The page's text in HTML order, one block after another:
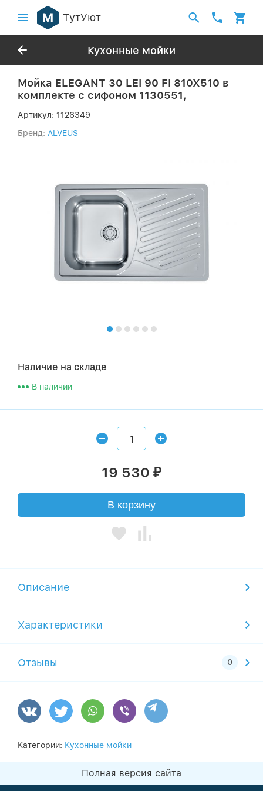
ТутУют
Кухонные мойки
Мойка ELEGANT 30 LEI 90 FI 810X510 в
комплекте с сифоном 1130551,
Артикул: 1126349
Бренд: ALVEUS
Наличие на складе
В наличии
19 530 ₽
В корзину
Описание
Характеристики
Отзывы
Категории: Кухонные мойки
Полная версия сайта